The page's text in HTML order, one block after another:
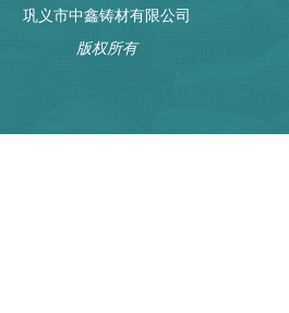
巩义市中鑫铸材有限公司
版权所有